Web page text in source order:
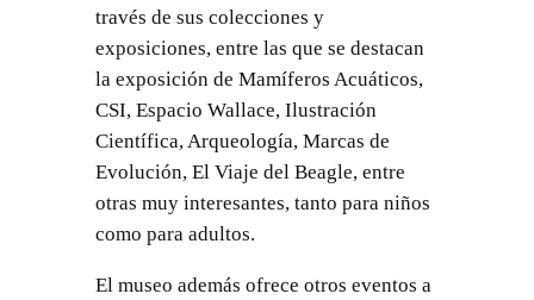
través de sus colecciones y
exposiciones, entre las que se destacan
la exposición de Mamíferos Acuáticos,
CSI, Espacio Wallace, Ilustración
Científica, Arqueología, Marcas de
Evolución, El Viaje del Beagle, entre
otras muy interesantes, tanto para niños
como para adultos.
El museo además ofrece otros eventos a